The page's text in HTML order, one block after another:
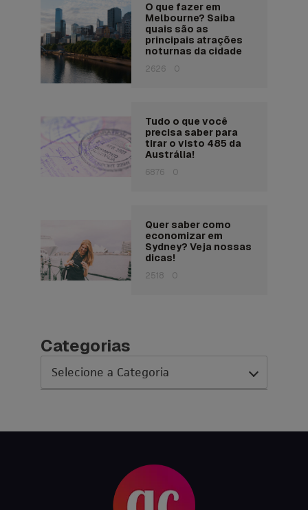
O que fazer em
Melbourne? Saiba
quais são as
principais atrações
noturnas da cidade
2626 0
Tudo o que você
precisa saber para
tirar o visto 485 da
Austrália!
6876 0
Quer saber como
economizar em
Sydney? Veja nossas
dicas!
2518 0
Categorias